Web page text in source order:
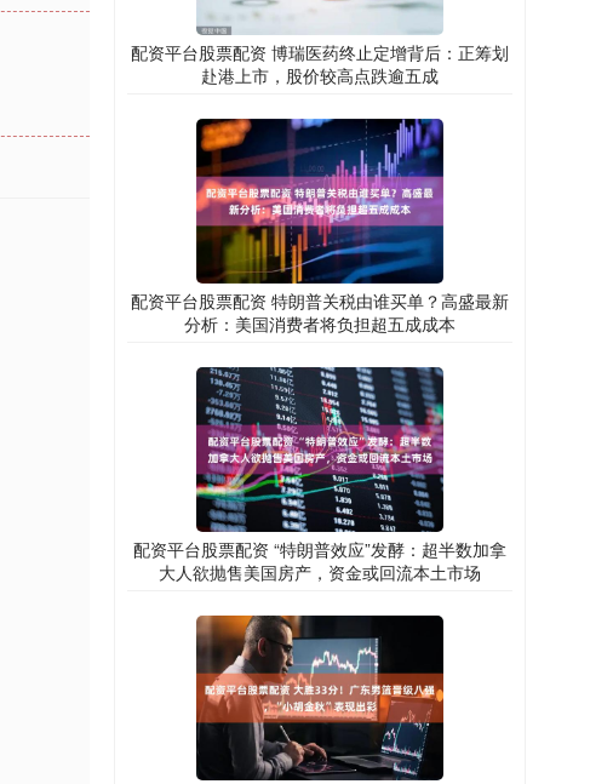
配资平台股票配资 博瑞医药终止定增背后：正筹划
赴港上市，股价较高点跌逾五成
配资平台股票配资 特朗普关税由谁买单？高盛最新
分析：美国消费者将负担超五成成本
配资平台股票配资 “特朗普效应”发酵：超半数加拿
大人欲抛售美国房产，资金或回流本土市场